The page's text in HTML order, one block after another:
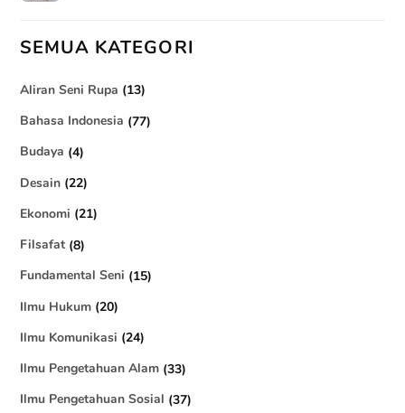
SEMUA KATEGORI
Aliran Seni Rupa (13)
Bahasa Indonesia (77)
Budaya (4)
Desain (22)
Ekonomi (21)
Filsafat (8)
Fundamental Seni (15)
Ilmu Hukum (20)
Ilmu Komunikasi (24)
Ilmu Pengetahuan Alam (33)
Ilmu Pengetahuan Sosial (37)